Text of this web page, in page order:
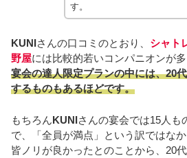
す。
KUNIさんの口コミのとおり、 シャト
野屋には比較的若いコンパニオンが多
宴会の達人限定プランの中には、20
するものもあるほどです。
もちろんKUNIさんの宴会では15人も
で、「全員が満点」という訳ではな
皆ノリが良かったとのことから、20